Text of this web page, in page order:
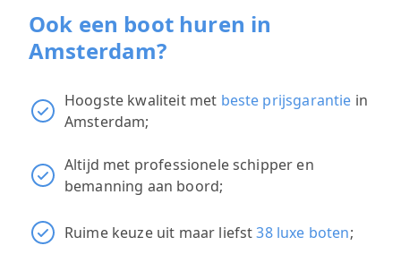
Ook een boot huren in
Amsterdam?
Hoogste kwaliteit met beste prijsgarantie in
Amsterdam;
Altijd met professionele schipper en
bemanning aan boord;
Ruime keuze uit maar liefst38 luxe boten;